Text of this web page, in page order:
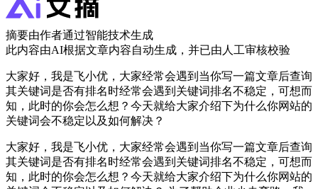
摘要由作者通过智能技术生成
此内容由AI根据文章内容自动生成，并已由人工审核校验
大家好，我是飞小优，大家经常会遇到当你写一篇文章后查询
其关键词是否有排名时经常会遇到关键词排名不稳定，可想而
知，此时的你会怎么想？今天就给大家介绍下为什么你网站的
关键词会不稳定以及如何解决？
大家好，我是飞小优，大家经常会遇到当你写一篇文章后查询
其关键词是否有排名时经常会遇到关键词排名不稳定，可想而
知，此时的你会怎么想？今天就给大家介绍下为什么你网站的